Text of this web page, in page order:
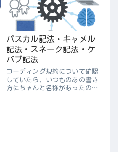
'ほわいと...
パスカル記法・キャメル
記法・スネーク記法・ケ
バブ記法
コーディング規約について確認
していたら，いつものあの書き
方にちゃんと名称があったので